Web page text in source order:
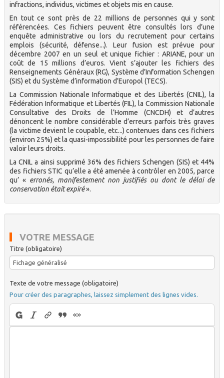
infractions, individus, victimes et objets mis en cause.
En tout ce sont près de 22 millions de personnes qui y sont
référencées. Ces fichiers peuvent être consultés lors d’une
enquête administrative ou lors du recrutement pour certains
emplois (sécurité, défense...). Leur fusion est prévue pour
décembre 2007 en un seul et unique fichier : ARIANE, pour un
coût de 15 millions d’euros. Vient s’ajouter les fichiers des
Renseignements Généraux (RG), Système d’Information Schengen
(SIS) et du Système d’information d’Europol (TECS).
La Commission Nationale Informatique et des Libertés (CNIL), la
Fédération Informatique et Libertés (FIL), la Commission Nationale
Consultative des Droits de l’Homme (CNCDH) et d’autres
dénoncent le nombre considérable d’erreurs parfois très graves
(la victime devient le coupable, etc...) contenues dans ces fichiers
(environ 25%) et la quasi-impossibilité pour les personnes de faire
valoir leurs droits.
La CNIL a ainsi supprimé 36% des fichiers Schengen (SIS) et 44%
des fichiers STIC qu’elle a été amenée à contrôler en 2005, parce
qu’ « erronés, manifestement non justifiés ou dont le délai de
conservation était expiré».
VOTRE MESSAGE
Titre (obligatoire)
Texte de votre message (obligatoire)
Pour créer des paragraphes, laissez simplement des lignes vides.